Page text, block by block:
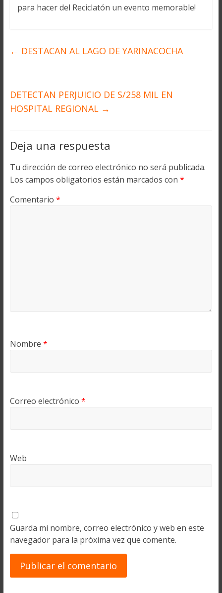
para hacer del Reciclatón un evento memorable!
← DESTACAN AL LAGO DE YARINACOCHA
DETECTAN PERJUICIO DE S/258 MIL EN
HOSPITAL REGIONAL →
Deja una respuesta
Tu dirección de correo electrónico no será publicada.
Los campos obligatorios están marcados con *
Comentario *
Nombre *
Correo electrónico *
Web
Guarda mi nombre, correo electrónico y web en este
navegador para la próxima vez que comente.